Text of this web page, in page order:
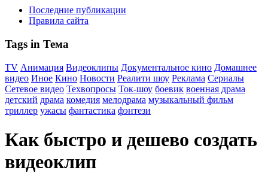
Последние публикации
Правила сайта
Tags in Тема
TV Анимация Видеоклипы Документальное кино Домашнее
видео Иное Кино Новости Реалити шоу Реклама Сериалы
Сетевое видео Техвопросы Ток-шоу боевик военная драма
детский драма комедия мелодрама музыкальный фильм
триллер ужасы фантастика фэнтези
Как быстро и дешево создать
видеоклип